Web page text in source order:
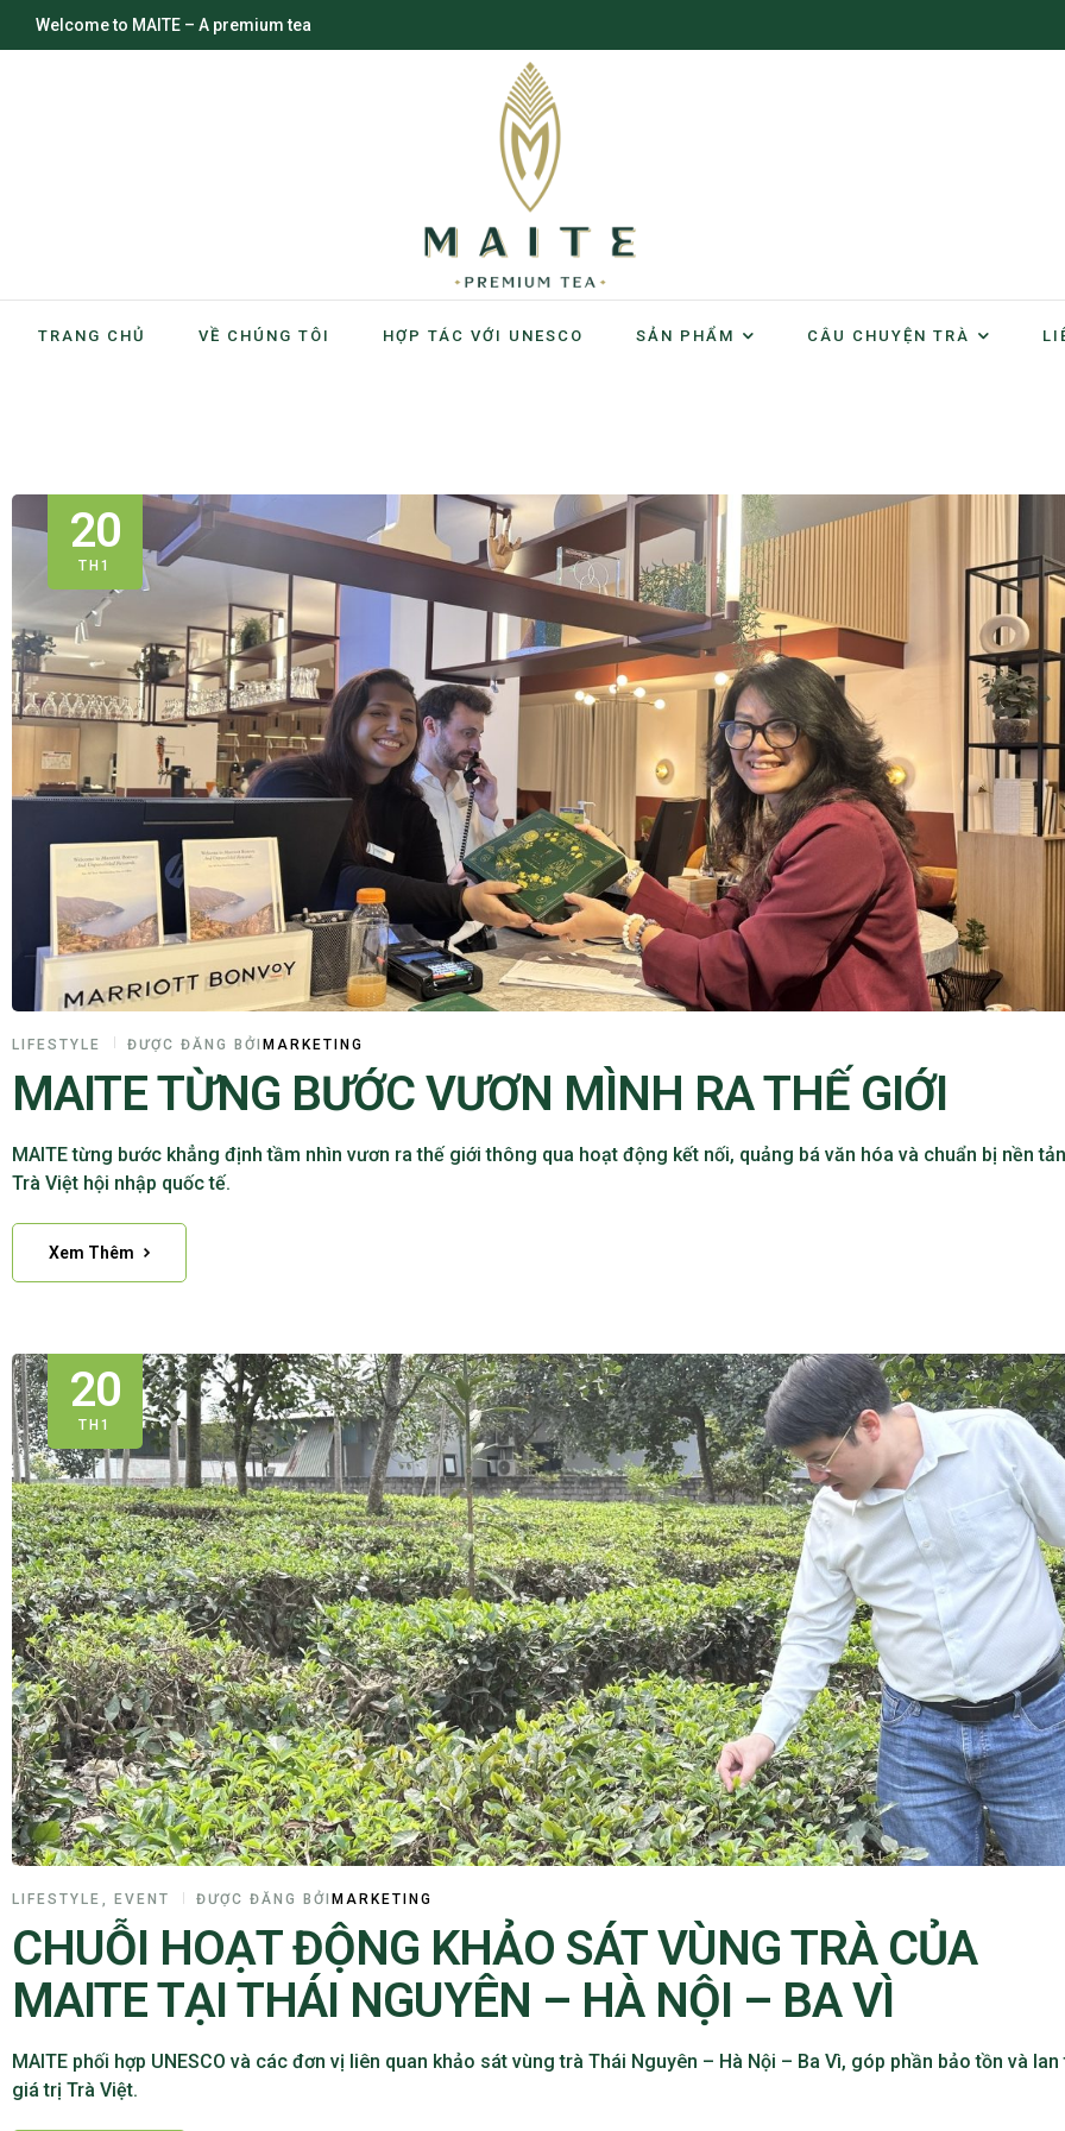
Welcome to MAITE – A premium tea
TRANG CHỦ VỀ CHÚNG TÔI HỢP TÁC VỚI UNESCO SẢN PHẨM CÂU CHUYỆN TRÀ
20
TH1
LIFESTYLE ĐƯỢC ĐĂNG BỞI MARKETING
MAITE TỪNG BƯỚC VƯƠN MÌNH RA THẾ GIỚI
MAITE từng bước khẳng định tầm nhìn vươn ra thế giới thông qua hoạt động kết nối, quảng bá văn hóa và chuẩn bị nền
Trà Việt hội nhập quốc tế.
Xem Thêm
20
TH1
LIFESTYLE , EVENT ĐƯỢC ĐĂNG BỞI MARKETING
CHUỖI HOẠT ĐỘNG KHẢO SÁT VÙNG TRÀ CỦA
MAITE TẠI THÁI NGUYÊN – HÀ NỘI – BA VÌ
MAITE phối hợp UNESCO và các đơn vị liên quan khảo sát vùng trà Thái Nguyên – Hà Nội – Ba Vì, góp phần bảo tồn và lan
giá trị Trà Việt.